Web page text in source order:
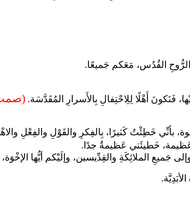
القُدُس، مَعَكم جَميعًا.
فَنَكونَ أَهْلًا لِلِاحْتِفالِ بِالأَسرارِ المُقَدَّسَة.
بأنِّي خَطِئْتُ كَثيرًا، بِالفِكرِ والقَوْلِ والفِعْلِ
خَطيئَتي عَظيمةٌ جدًا.
جَميعِ الملائِكَةِ والقِدِّيسين، وإلَيْكم أيُّها